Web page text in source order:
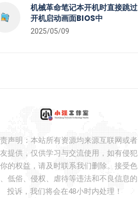
机械革命笔记本开机时直接跳过
开机启动画面BIOS中
2025/05/09
声明：本站所有资源均来源互联网或者
提供，仅供学习与交流使用，如有侵犯
的权益，请及时联系我们删除。接受色
低俗、侵权、虐待等违法和不良信息的
投诉，我们将会在48小时内处理！